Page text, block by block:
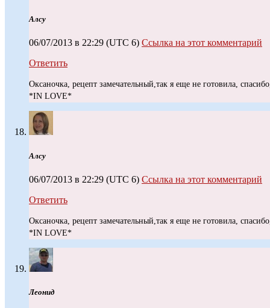
Алсу
06/07/2013 в 22:29 (UTC 6) Ссылка на этот комментарий
Ответить
Оксаночка, рецепт замечательный,так я еще не готовила,
*IN LOVE*
Алсу
06/07/2013 в 22:29 (UTC 6) Ссылка на этот комментарий
Ответить
Оксаночка, рецепт замечательный,так я еще не готовила,
*IN LOVE*
Леонид